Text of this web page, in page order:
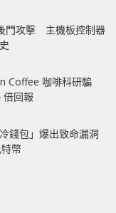
門攻擊 主機板控制器
Coffee 咖啡科研騙
回報
錢包」爆出致命漏洞
幣